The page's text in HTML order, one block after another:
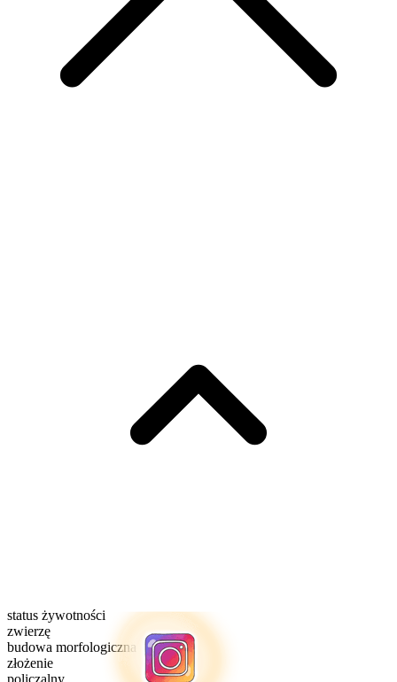
status żywotności
zwierzę
budowa morfologiczna
złożenie
policzalny